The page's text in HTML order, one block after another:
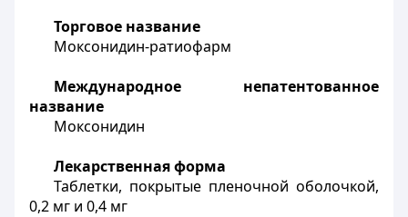
Торговое название
Моксонидин-ратиофарм
Международное непатентованное
название
Моксонидин
Лекарственная форма
Таблетки, покрытые пленочной оболочкой,
0,2 мг и 0,4 мг